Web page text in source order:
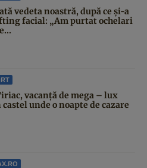
vedeta noastră, după ce și-a
facial: „Am purtat ochelari
vacanță de mega – lux
unde o noapte de cazare